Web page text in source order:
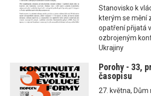
Stanovisko k
kterým se mění
opatření přijatá
ozbrojeným
Ukrajiny
Porohy - 33,
časopisu
27. května,